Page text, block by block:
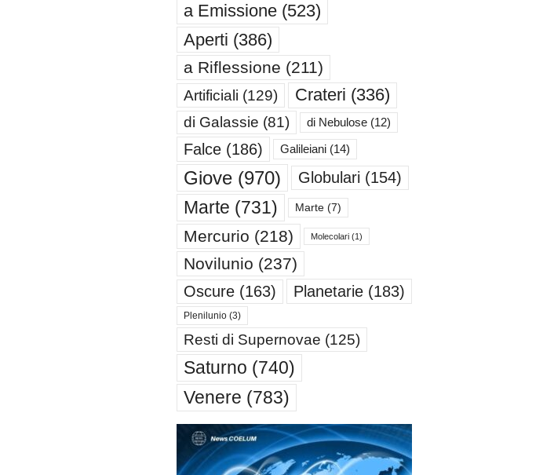
a Emissione(523)
Aperti (386)
a Riflessione (211)
Artificiali (129) Crateri (336)
di Galassie (81) di Nebulose(12)
Falce(186) Galileiani(14)
Giove(970) Globulari (154)
Marte (731) Marte(7)
Mercurio (218) Molecolari(1)
Novilunio (237)
Oscure(163) Planetarie(183)
Plenilunio(3)
Resti di Supernovae (125)
Saturno (740)
Venere (783)